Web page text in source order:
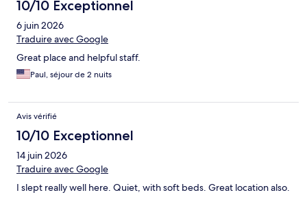
10/10 Exceptionnel
6 juin 2026
Traduire avec Google
Great place and helpful staff.
Paul, séjour de 2 nuits
Avis vérifié
10/10 Exceptionnel
14 juin 2026
Traduire avec Google
I slept really well here. Quiet, with soft beds. Great location also.